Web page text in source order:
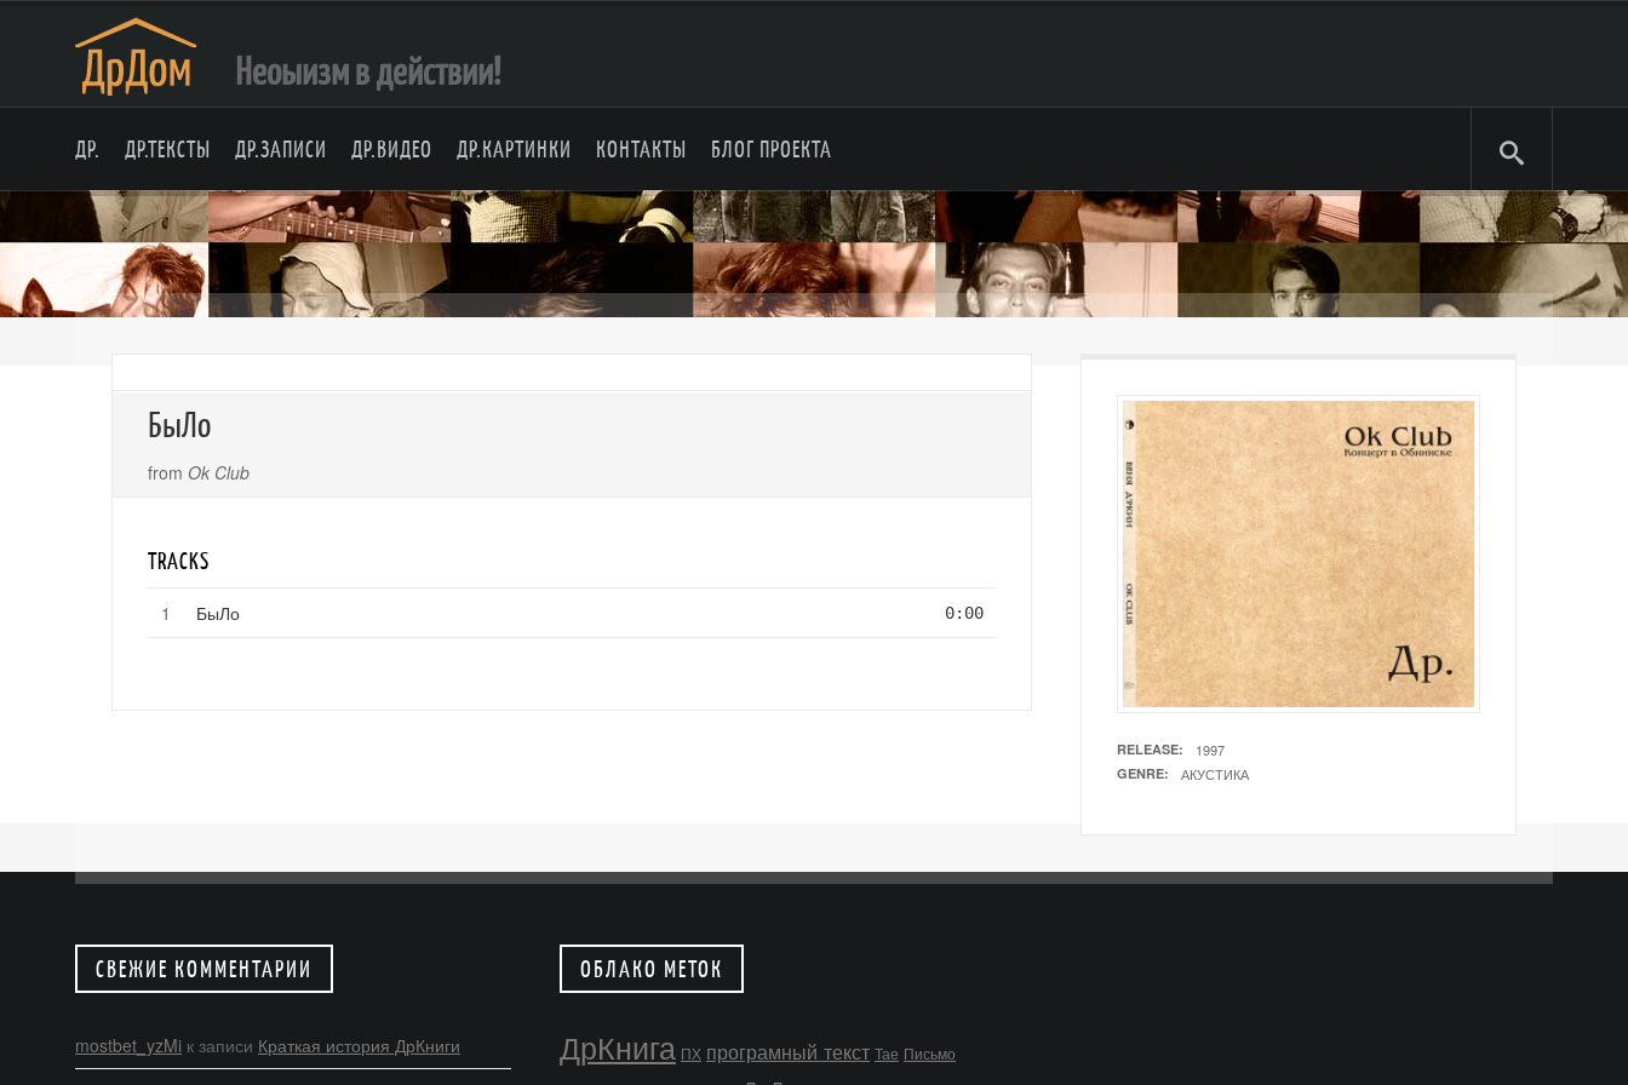
Неоыизм в действии!
ДР. ДР.ТЕКСТЫ ДР.ЗАПИСИ ДР.ВИДЕО ДР.КАРТИНКИ КОНТАКТЫ БЛОГ ПРОЕКТА
БыЛо
from Ok Club
TRACKS
БыЛо 0:00
RELEASE 1997
GENRE АКУСТИКА
СВЕЖИЕ КОММЕНТАРИИ
mostbet_yzMi к записи Краткая история ДрКниги
ОБЛАКО МЕТОК
ДрКнига ПХ програмный текст Тае Письмо